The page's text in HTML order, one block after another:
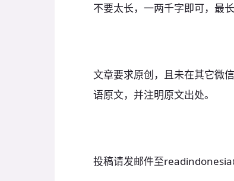
不要太长，一两千字即可，最
文章要求原创，且未在其它微
语原文，并注明原文出处。
投稿请发邮件至